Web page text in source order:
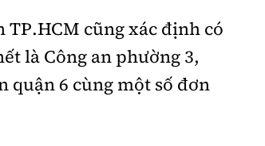
cũng xác định có
là Công an phường 3,
quận 6 cùng một số đơn